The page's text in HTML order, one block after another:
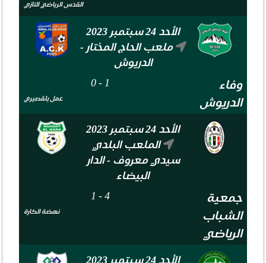
القدس الرياضي التازي
الأحد 24 سبتمبر 2023
ملعب الحاج المختار -
الدريوش
وفاء
الدريوش
1
-
0
عمل بلقصيري
الأحد 24 سبتمبر 2023
الملعب البلدي
سيدي معروف - الدار
البيضاء
جمعية
الشباب
الرياضي
4
-
1
نهضة الكارة
الأحد 24 سبتمبر 2023